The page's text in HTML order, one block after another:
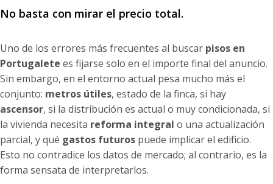
No basta con mirar el precio total.
Uno de los errores más frecuentes al buscar pisos en
Portugalete es fijarse solo en el importe final del anuncio.
Sin embargo, en el entorno actual pesa mucho más el
conjunto: metros útiles, estado de la finca, si hay
ascensor, si la distribución es actual o muy condicionada, si
la vivienda necesita reforma integral o una actualización
parcial, y qué gastos futuros puede implicar el edificio.
Esto no contradice los datos de mercado; al contrario, es la
forma sensata de interpretarlos.